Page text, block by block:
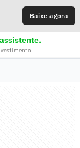
Baixe agora